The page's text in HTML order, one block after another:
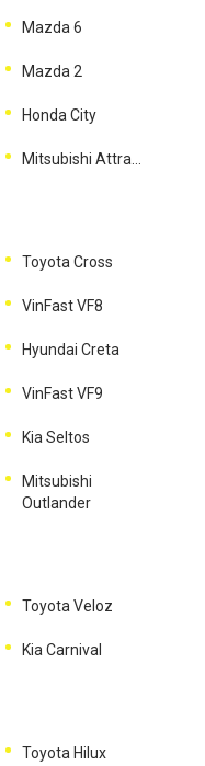
Mazda 6
Mazda 2
Honda City
Mitsubishi Attrage
Toyota Cross
VinFast VF8
Hyundai Creta
VinFast VF9
Kia Seltos
Mitsubishi
Outlander
Toyota Veloz
Kia Carnival
Toyota Hilux